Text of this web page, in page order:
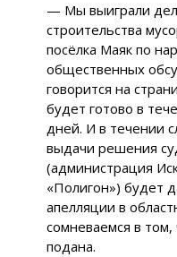
— Мы выиграли
строительства
посёлка Маяк по
общественных
говорится на
будет готово в
дней. И в течении
выдачи решения
(администрация
«Полигон») будет
апелляции в
сомневаемся в
подана.